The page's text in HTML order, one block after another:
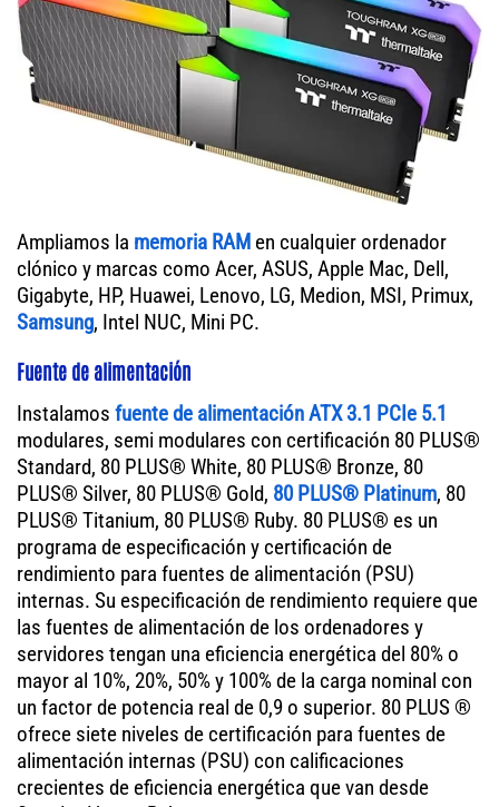
Ampliamos la memoria RAM en cualquier ordenador
clónico y marcas como Acer, ASUS, Apple Mac, Dell,
Gigabyte, HP, Huawei, Lenovo, LG, Medion, MSI, Primux,
Samsung, Intel NUC, Mini PC.
Fuente de alimentación
Instalamos fuente de alimentación ATX 3.1 PCIe 5.1
modulares, semi modulares con certificación 80 PLUS®
Standard, 80 PLUS® White, 80 PLUS® Bronze, 80
PLUS® Silver, 80 PLUS® Gold, 80 PLUS® Platinum, 80
PLUS® Titanium, 80 PLUS® Ruby. 80 PLUS® es un
programa de especificación y certificación de
rendimiento para fuentes de alimentación (PSU)
internas. Su especificación de rendimiento requiere que
las fuentes de alimentación de los ordenadores y
servidores tengan una eficiencia energética del 80% o
mayor al 10%, 20%, 50% y 100% de la carga nominal con
un factor de potencia real de 0,9 o superior. 80 PLUS ®
ofrece siete niveles de certificación para fuentes de
alimentación internas (PSU) con calificaciones
crecientes de eficiencia energética que van desde